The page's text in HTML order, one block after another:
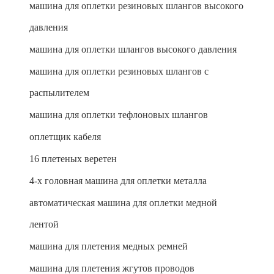
машина для оплетки резиновых шлангов высокого
давления
машина для оплетки шлангов высокого давления
машина для оплетки резиновых шлангов с
распылителем
машина для оплетки тефлоновых шлангов
оплетщик кабеля
16 плетеных веретен
4-х головная машина для оплетки металла
автоматическая машина для оплетки медной
лентой
машина для плетения медных ремней
машина для плетения жгутов проводов